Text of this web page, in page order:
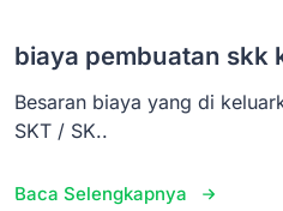
biaya pembuatan skk
Besaran biaya yang di
SKT / SK..
Baca Selengkapnya